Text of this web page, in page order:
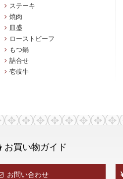
ステーキ
焼肉
皿盛
ローストビーフ
もつ鍋
詰合せ
壱岐牛
お買い物ガイド
お問い合わせ